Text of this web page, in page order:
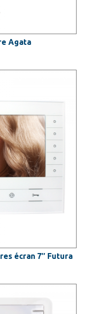
Agata
écran 7″ Futura